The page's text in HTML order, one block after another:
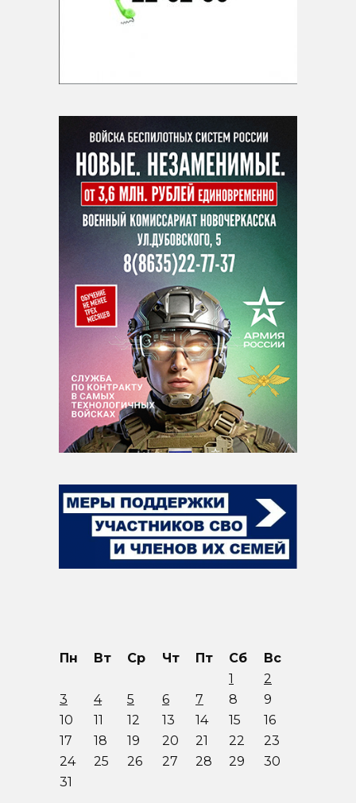
Пн Вт Ср Чт Пт Сб
Вс
1
2
3
4 5 6 7 8
9
10
11 12 13 14 15
16
17
18 19 20 21 22
23
24
25 26 27 28 29
30
31